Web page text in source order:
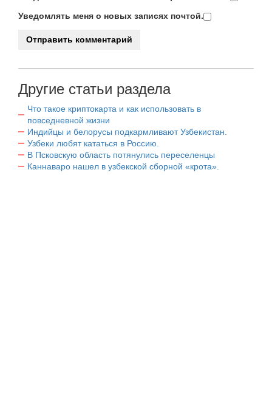
Уведомлять меня о новых записях почтой.
Другие статьи раздела
Что такое криптокарта и как использовать в
повседневной жизни
Индийцы и белорусы подкармливают Узбекистан.
Узбеки любят кататься в Россию.
В Псковскую область потянулись переселенцы
Каннаваро нашел в узбекской сборной «крота».